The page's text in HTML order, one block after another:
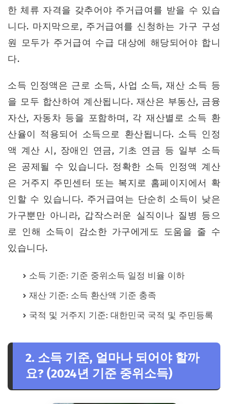
한 체류 자격을 갖추어야 주거급여를 받을 수 있습
니다. 마지막으로, 주거급여를 신청하는 가구 구성
원 모두가 주거급여 수급 대상에 해당되어야 합니
다.
소득 인정액은 근로 소득, 사업 소득, 재산 소득 등
을 모두 합산하여 계산됩니다. 재산은 부동산, 금융
자산, 자동차 등을 포함하며, 각 재산별로 소득 환
산율이 적용되어 소득으로 환산됩니다. 소득 인정
액 계산 시, 장애인 연금, 기초 연금 등 일부 소득
은 공제될 수 있습니다. 정확한 소득 인정액 계산
은 거주지 주민센터 또는 복지로 홈페이지에서 확
인할 수 있습니다. 주거급여는 단순히 소득이 낮은
가구뿐만 아니라, 갑작스러운 실직이나 질병 등으
로 인해 소득이 감소한 가구에게도 도움을 줄 수
있습니다.
소득 기준: 기준 중위소득 일정 비율 이하
재산 기준: 소득 환산액 기준 충족
국적 및 거주지 기준: 대한민국 국적 및 주민등록
2. 소득 기준, 얼마나 되어야 할까
요? (2024년 기준 중위소득)